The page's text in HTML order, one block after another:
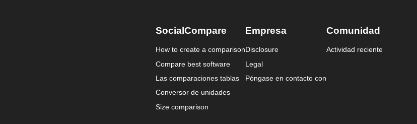
SocialCompare
How to create a comparison
Compare best software
Las comparaciones tablas
Conversor de unidades
Size comparison
Empresa
Disclosure
Legal
Póngase en contacto con
Comunidad
Actividad reciente